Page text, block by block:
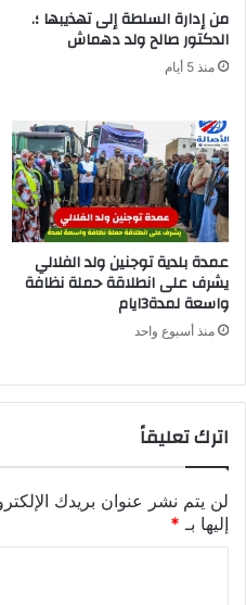
من إدارة السلطة إلى تهذيبها ؛.
الدكتور صالح ولد دهماش
منذ 5 أيام
عمدة بلدية توجنين ولد الفلالي
يشرف على انطلاقة حملة نظافة
واسعة لمدة3ايام
منذ أسبوع واحد
اترك تعليقاً
لن يتم نشر عنوان بريدك
إليها بـ *